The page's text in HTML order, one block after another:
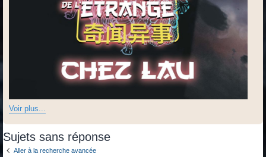
Voir plus...
Sujets sans réponse
Aller à la recherche avancée